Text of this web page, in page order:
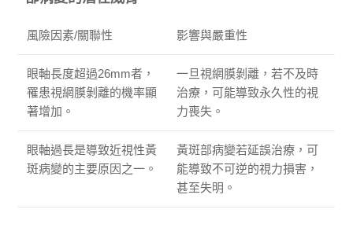
風險因素/關聯性 影響與嚴重性
眼軸長度超過26mm者，
罹患視網膜剝離的機率顯
著增加。
一旦視網膜剝離，若不及時
治療，可能導致永久性的視
力喪失。
眼軸過長是導致近視性黃
斑病變的主要原因之一。
黃斑部病變若延誤治療，可
能導致不可逆的視力損害，
甚至失明。